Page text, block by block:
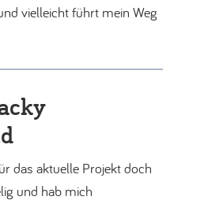
vielleicht führt mein Weg
das aktuelle Projekt doch
und hab mich